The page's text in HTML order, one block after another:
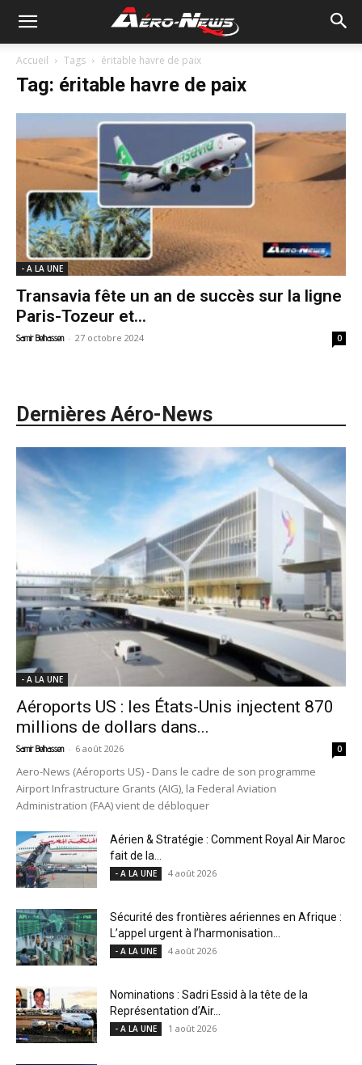
Accueil Tags éritable havre de paix
Tag: éritable havre de paix
- A LA UNE
Transavia fête un an de succès sur la ligne
Paris-Tozeur et...
Samir Belhassen - 27 octobre 2024 0
Dernières Aéro-News
- A LA UNE
Aéroports US : les États-Unis injectent 870
millions de dollars dans...
Samir Belhassen - 6 août 2026 0
Aero-News (Aéroports US) - Dans le cadre de son programme
Airport Infrastructure Grants (AIG), la Federal Aviation
Administration (FAA) vient de débloquer
Aérien & Stratégie : Comment Royal Air Maroc
fait de la...
- A LA UNE 4 août 2026
Sécurité des frontières aériennes en Afrique :
L’appel urgent à l’harmonisation...
- A LA UNE 4 août 2026
Nominations : Sadri Essid à la tête de la
Représentation d’Air...
- A LA UNE 1 août 2026